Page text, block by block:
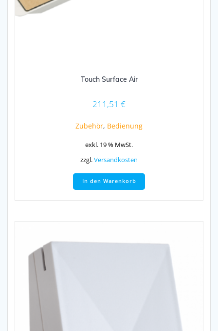
Touch Surface Air
211,51 €
Zubehör, Bedienung
exkl. 19 % MwSt.
zzgl.Versandkosten
In den Warenkorb